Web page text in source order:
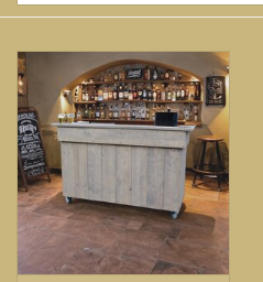
Hoekbanken
Plantenbakken
Hockers & Terrastafels
Opbergkisten
buy-gift-card